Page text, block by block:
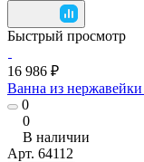
Быстрый просмотр
16 986 ₽
Ванна из
0
0
В наличии
Арт. 64112